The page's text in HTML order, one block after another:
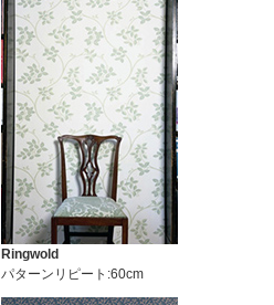
Ringwold
パターンリピート:60cm